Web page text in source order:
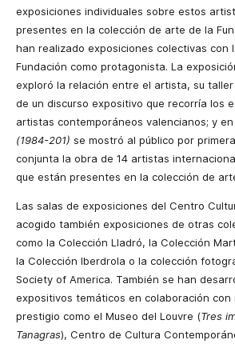
exposiciones individuales sobre estos
presentes en la colección de arte de la
han realizado exposiciones colectivas con
Fundación como protagonista. La
exploró la relación entre el artista, su
de un discurso expositivo que recorría los
artistas contemporáneos valencianos; y en
(1984-201) se mostró al público por
conjunta la obra de 14 artistas
que están presentes en la colección de
Las salas de exposiciones del Centro
acogido también exposiciones de otras
como la Colección Lladró, la Colección
la Colección Iberdrola o la colección
Society of America. También se han
expositivos temáticos en colaboración con
prestigio como el Museo del Louvre (Tres
Tanagras), Centro de Cultura